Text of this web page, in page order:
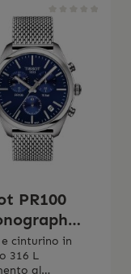
con
30 minuti e
centrale dei
ADD
in
Made 2
PR100
e cinturino in
316 L
al